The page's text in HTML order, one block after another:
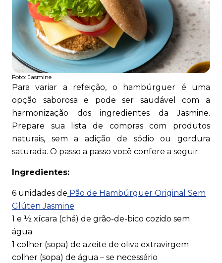
Foto: Jasmine
Para variar a refeição, o hambúrguer é uma
opção saborosa e pode ser saudável com a
harmonização dos ingredientes da Jasmine.
Prepare sua lista de compras com produtos
naturais, sem a adição de sódio ou gordura
saturada. O passo a passo você confere a seguir.
Ingredientes:
6 unidades de Pão de Hambúrguer Original Sem
Glúten Jasmine
1 e ½ xícara (chá) de grão-de-bico cozido sem
água
1 colher (sopa) de azeite de oliva extravirgem
colher (sopa) de água – se necessário